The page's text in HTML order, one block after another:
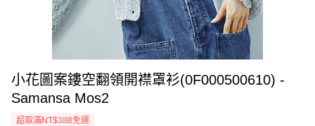
小花圖案鏤空翻領開襟罩衫(0F000500610) -
Samansa Mos2
超取滿NT$388免運